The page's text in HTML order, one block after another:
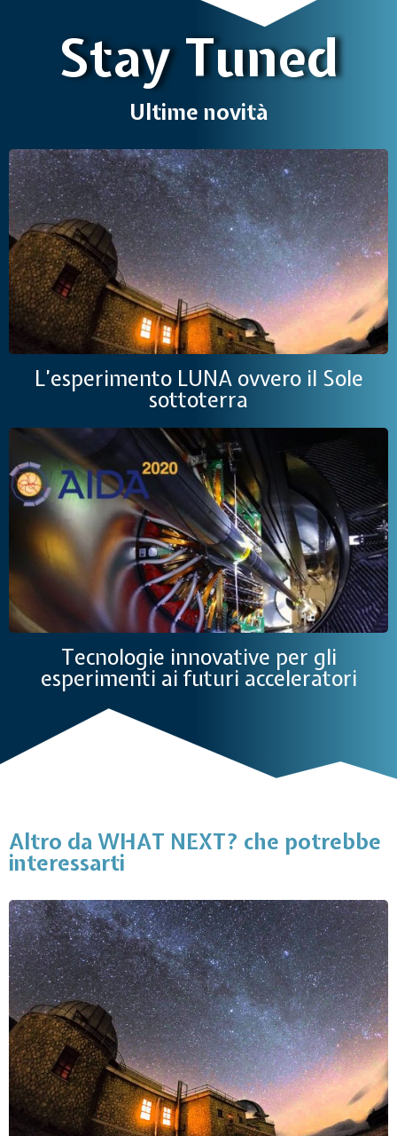
Stay Tuned
Ultime novità
L’esperimento LUNA ovvero il Sole
sottoterra
Tecnologie innovative per gli
esperimenti ai futuri acceleratori
Altro da WHAT NEXT? che potrebbe
interessarti